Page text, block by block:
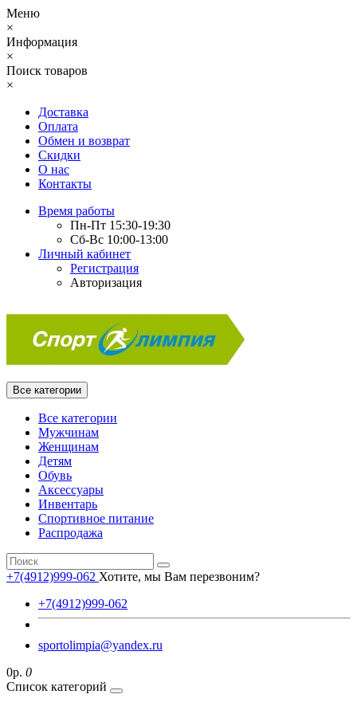
Меню
×
Информация
×
Поиск товаров
×
Доставка
Оплата
Обмен и возврат
Скидки
О нас
Контакты
Время работы
Пн-Пт 15:30-19:30
Сб-Вс 10:00-13:00
Личный кабинет
Регистрация
Авторизация
Все категории
Все категории
Мужчинам
Женщинам
Детям
Обувь
Аксессуары
Инвентарь
Спортивное питание
Распродажа
+7(4912)999-062 Хотите, мы Вам перезвоним?
+7(4912)999-062
sportolimpia@yandex.ru
0р. 0
Список категорий